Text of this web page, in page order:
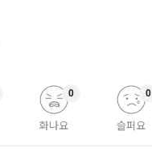
화나요
0
슬퍼요
0